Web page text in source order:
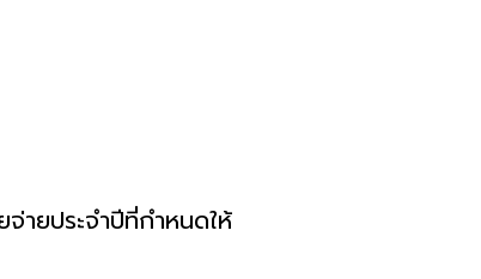
ายประจําปีที่กําหนดให้